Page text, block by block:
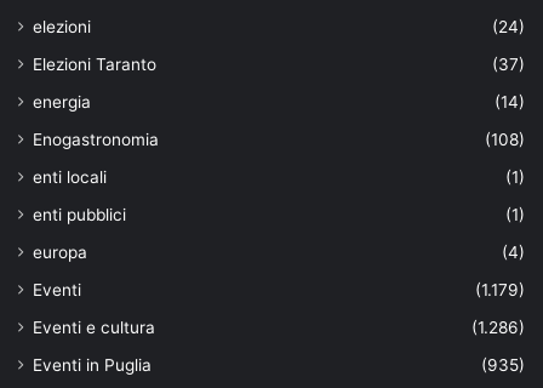
elezioni
(24)
Elezioni Taranto
(37)
energia
(14)
Enogastronomia
(108)
enti locali
(1)
enti pubblici
(1)
europa
(4)
Eventi
(1.179)
Eventi e cultura
(1.286)
Eventi in Puglia
(935)